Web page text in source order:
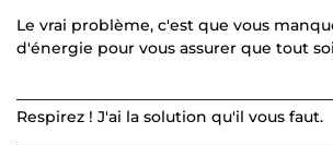
Le vrai problème, c'est que vous
d'énergie pour vous assurer que tout
Respirez ! J'ai la solution qu'il vous faut.